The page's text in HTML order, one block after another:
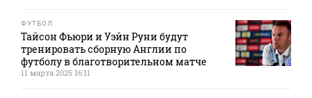
ФУТБОЛ
Тайсон Фьюри и Уэйн Руни будут
тренировать сборную Англии по
футболу в благотворительном матче
11 марта 2025 16:11